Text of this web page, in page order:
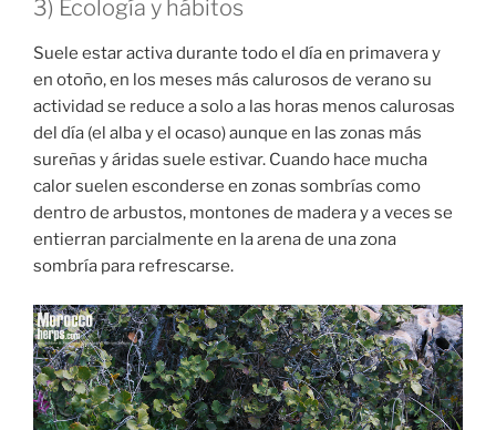
3) Ecología y hábitos
Suele estar activa durante todo el día en primavera y
en otoño, en los meses más calurosos de verano su
actividad se reduce a solo a las horas menos calurosas
del día (el alba y el ocaso) aunque en las zonas más
sureñas y áridas suele estivar. Cuando hace mucha
calor suelen esconderse en zonas sombrías como
dentro de arbustos, montones de madera y a veces se
entierran parcialmente en la arena de una zona
sombría para refrescarse.